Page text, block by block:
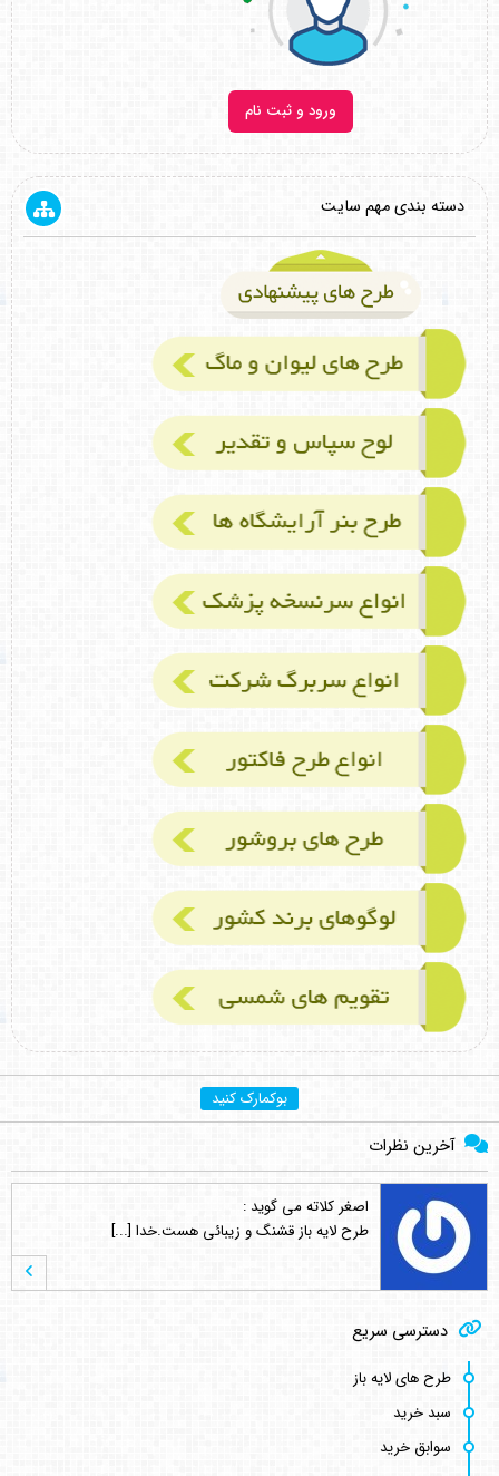
ورود و ثبت نام
دسته بندی مهم سایت
بوکمارک کنید
آخرین نظرات
اصغر کلاتهمی گوید :
طرح لایه باز قشنگ و زیبائی هست.خدا [...]
کامبیز راددسترسی سریع
طرح های لایه باز
سبد خرید
سوابق خرید